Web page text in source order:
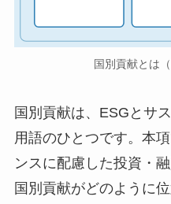
国別貢献とは
国別貢献は、ESGとサ
用語のひとつです。本
ンスに配慮した投資・
国別貢献がどのように